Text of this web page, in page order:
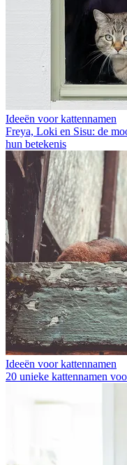
Ideeën voor kattennamen
Freya, Loki en Sisu: de
hun betekenis
Ideeën voor kattennamen
20 unieke kattennamen